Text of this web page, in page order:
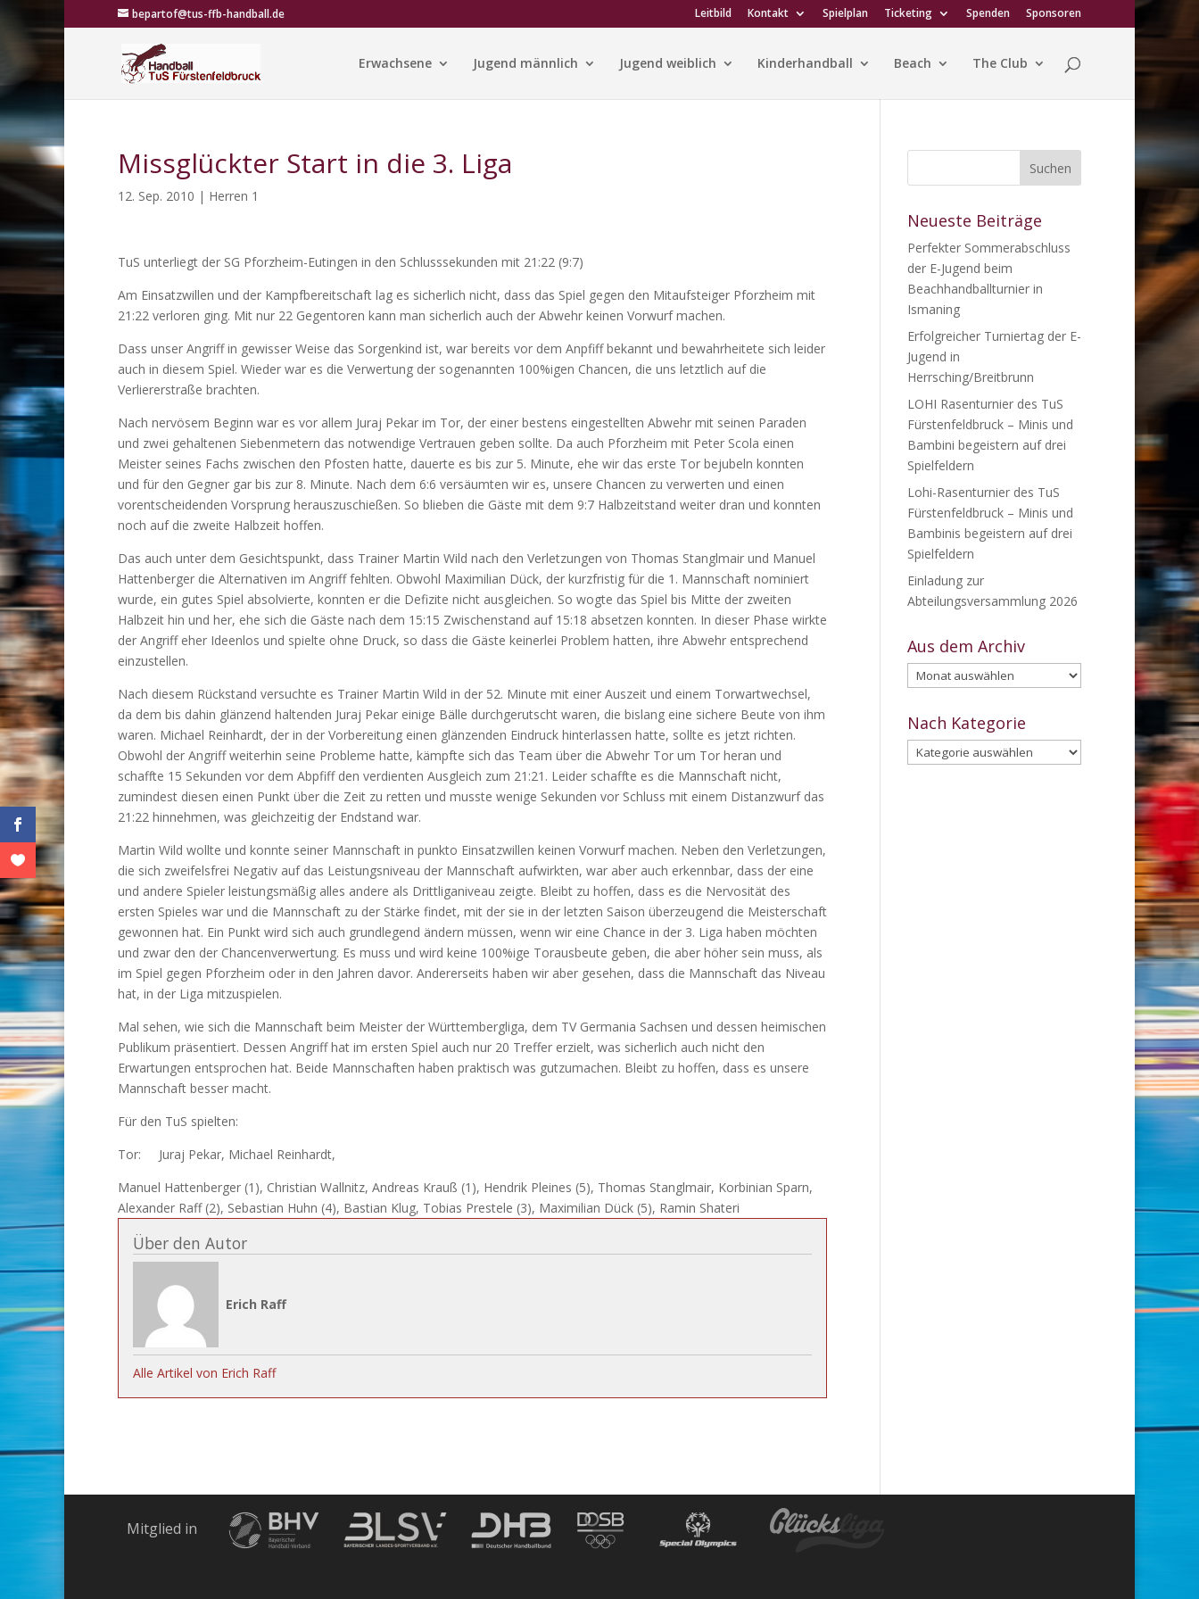
bepartof@tus-ffb-handball.de Leitbild Kontakt Spielplan Ticketing Spenden Sponsoren
Erwachsene Jugend männlich Jugend weiblich Kinderhandball Beach The Club
Missglückter Start in die 3. Liga
12. Sep. 2010 | Herren 1
TuS unterliegt der SG Pforzheim-Eutingen in den Schlusssekunden mit 21:22 (9:7)
Am Einsatzwillen und der Kampfbereitschaft lag es sicherlich nicht, dass das Spiel gegen den Mitaufsteiger Pforzheim mit
21:22 verloren ging. Mit nur 22 Gegentoren kann man sicherlich auch der Abwehr keinen Vorwurf machen.
Dass unser Angriff in gewisser Weise das Sorgenkind ist, war bereits vor dem Anpfiff bekannt und bewahrheitete sich leider
auch in diesem Spiel. Wieder war es die Verwertung der sogenannten 100%igen Chancen, die uns letztlich auf die
Verliererstraße brachten.
Nach nervösem Beginn war es vor allem Juraj Pekar im Tor, der einer bestens eingestellten Abwehr mit seinen Paraden
und zwei gehaltenen Siebenmetern das notwendige Vertrauen geben sollte. Da auch Pforzheim mit Peter Scola einen
Meister seines Fachs zwischen den Pfosten hatte, dauerte es bis zur 5. Minute, ehe wir das erste Tor bejubeln konnten
und für den Gegner gar bis zur 8. Minute. Nach dem 6:6 versäumten wir es, unsere Chancen zu verwerten und einen
vorentscheidenden Vorsprung herauszuschießen. So blieben die Gäste mit dem 9:7 Halbzeitstand weiter dran und konnten
noch auf die zweite Halbzeit hoffen.
Das auch unter dem Gesichtspunkt, dass Trainer Martin Wild nach den Verletzungen von Thomas Stanglmair und Manuel
Hattenberger die Alternativen im Angriff fehlten. Obwohl Maximilian Dück, der kurzfristig für die 1. Mannschaft nominiert
wurde, ein gutes Spiel absolvierte, konnten er die Defizite nicht ausgleichen. So wogte das Spiel bis Mitte der zweiten
Halbzeit hin und her, ehe sich die Gäste nach dem 15:15 Zwischenstand auf 15:18 absetzen konnten. In dieser Phase wirkte
der Angriff eher Ideenlos und spielte ohne Druck, so dass die Gäste keinerlei Problem hatten, ihre Abwehr entsprechend
einzustellen.
Nach diesem Rückstand versuchte es Trainer Martin Wild in der 52. Minute mit einer Auszeit und einem Torwartwechsel,
da dem bis dahin glänzend haltenden Juraj Pekar einige Bälle durchgerutscht waren, die bislang eine sichere Beute von ihm
waren. Michael Reinhardt, der in der Vorbereitung einen glänzenden Eindruck hinterlassen hatte, sollte es jetzt richten.
Obwohl der Angriff weiterhin seine Probleme hatte, kämpfte sich das Team über die Abwehr Tor um Tor heran und
schaffte 15 Sekunden vor dem Abpfiff den verdienten Ausgleich zum 21:21. Leider schaffte es die Mannschaft nicht,
zumindest diesen einen Punkt über die Zeit zu retten und musste wenige Sekunden vor Schluss mit einem Distanzwurf das
21:22 hinnehmen, was gleichzeitig der Endstand war.
Martin Wild wollte und konnte seiner Mannschaft in punkto Einsatzwillen keinen Vorwurf machen. Neben den Verletzungen,
die sich zweifelsfrei Negativ auf das Leistungsniveau der Mannschaft aufwirkten, war aber auch erkennbar, dass der eine
und andere Spieler leistungsmäßig alles andere als Drittliganiveau zeigte. Bleibt zu hoffen, dass es die Nervosität des
ersten Spieles war und die Mannschaft zu der Stärke findet, mit der sie in der letzten Saison überzeugend die Meisterschaft
gewonnen hat. Ein Punkt wird sich auch grundlegend ändern müssen, wenn wir eine Chance in der 3. Liga haben möchten
und zwar den der Chancenverwertung. Es muss und wird keine 100%ige Torausbeute geben, die aber höher sein muss, als
im Spiel gegen Pforzheim oder in den Jahren davor. Andererseits haben wir aber gesehen, dass die Mannschaft das Niveau
hat, in der Liga mitzuspielen.
Mal sehen, wie sich die Mannschaft beim Meister der Württembergliga, dem TV Germania Sachsen und dessen heimischen
Publikum präsentiert. Dessen Angriff hat im ersten Spiel auch nur 20 Treffer erzielt, was sicherlich auch nicht den
Erwartungen entsprochen hat. Beide Mannschaften haben praktisch was gutzumachen. Bleibt zu hoffen, dass es unsere
Mannschaft besser macht.
Für den TuS spielten:
Tor: Juraj Pekar, Michael Reinhardt,
Manuel Hattenberger (1), Christian Wallnitz, Andreas Krauß (1), Hendrik Pleines (5), Thomas Stanglmair, Korbinian Sparn,
Alexander Raff (2), Sebastian Huhn (4), Bastian Klug, Tobias Prestele (3), Maximilian Dück (5), Ramin Shateri
Über den Autor
Erich Raff
Alle Artikel von Erich Raff
Neueste Beiträge
Perfekter Sommerabschluss
der E-Jugend beim
Beachhandballturnier in
Ismaning
Erfolgreicher Turniertag der E-
Jugend in
Herrsching/Breitbrunn
LOHI Rasenturnier des TuS
Fürstenfeldbruck – Minis und
Bambini begeistern auf drei
Spielfeldern
Lohi-Rasenturnier des TuS
Fürstenfeldbruck – Minis und
Bambinis begeistern auf drei
Spielfeldern
Einladung zur
Abteilungsversammlung 2026
Aus dem Archiv
Aus
dem
Archiv
Nach Kategorie
Nach
Kategorie
Mitglied in